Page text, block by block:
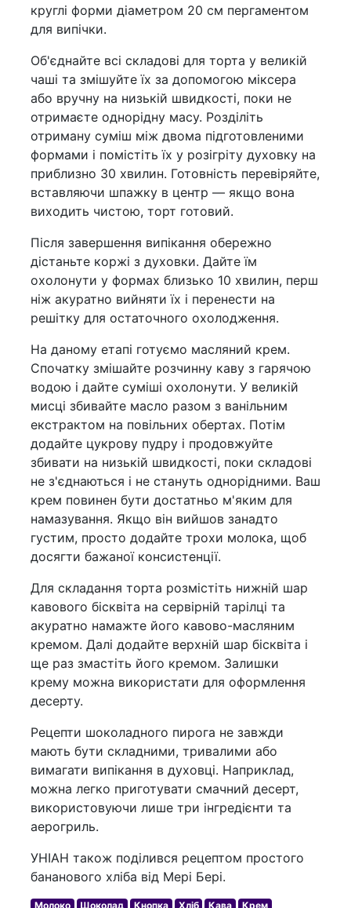
круглі форми діаметром 20 см пергаментом
для випічки.
Об'єднайте всі складові для торта у великій
чаші та змішуйте їх за допомогою міксера
або вручну на низькій швидкості, поки не
отримаєте однорідну масу. Розділіть
отриману суміш між двома підготовленими
формами і помістіть їх у розігріту духовку на
приблизно 30 хвилин. Готовність перевіряйте,
вставляючи шпажку в центр — якщо вона
виходить чистою, торт готовий.
Після завершення випікання обережно
дістаньте коржі з духовки. Дайте їм
охолонути у формах близько 10 хвилин, перш
ніж акуратно вийняти їх і перенести на
решітку для остаточного охолодження.
На даному етапі готуємо масляний крем.
Спочатку змішайте розчинну каву з гарячою
водою і дайте суміші охолонути. У великій
мисці збивайте масло разом з ванільним
екстрактом на повільних обертах. Потім
додайте цукрову пудру і продовжуйте
збивати на низькій швидкості, поки складові
не з'єднаються і не стануть однорідними. Ваш
крем повинен бути достатньо м'яким для
намазування. Якщо він вийшов занадто
густим, просто додайте трохи молока, щоб
досягти бажаної консистенції.
Для складання торта розмістіть нижній шар
кавового бісквіта на сервірній тарілці та
акуратно намажте його кавово-масляним
кремом. Далі додайте верхній шар бісквіта і
ще раз змастіть його кремом. Залишки
крему можна використати для оформлення
десерту.
Рецепти шоколадного пирога не завжди
мають бути складними, тривалими або
вимагати випікання в духовці. Наприклад,
можна легко приготувати смачний десерт,
використовуючи лише три інгредієнти та
аерогриль.
УНІАН також поділився рецептом простого
бананового хліба від Мері Бері.
Молоко Шоколад Кнопка Хліб Кава Крем